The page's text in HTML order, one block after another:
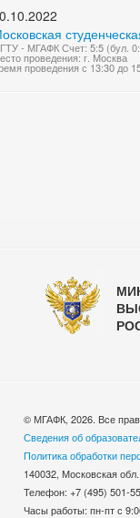
- МГАФК Счет: 5:5 (бул.
проведения: г. Москва
проведения с 13:30 до
© МГАФК, 2026. Все
Сведения об
Политика обработки
140032, Московская
Телефон: +7 (495)
Часы работы: пн-пт с